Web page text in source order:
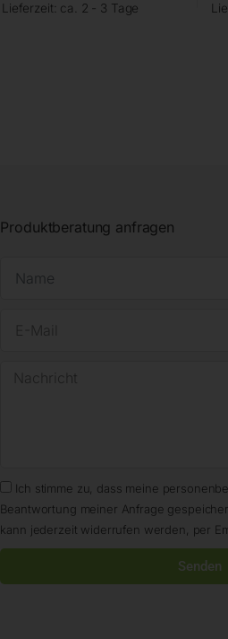
Lieferzeit: ca. 2 - 3 Tage
Produktberatung anfragen
Ich stimme zu, dass meine
Beantwortung meiner Anfrage
kann jederzeit widerrufen werden, per
Senden